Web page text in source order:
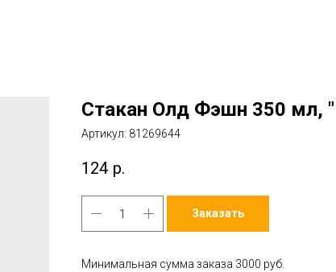
Стакан Олд Фэшн 350 мл,
Артикул: 81269644
124 р.
Заказать
Минимальная сумма заказа 3000 руб.